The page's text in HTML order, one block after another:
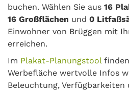
buchen. Wählen Sie aus 16
16 Großflächen und 0
Einwohner von Brüggen mit
erreichen.
Im Plakat-Planungstoolfinden
Werbefläche wertvolle Infos
Beleuchtung,